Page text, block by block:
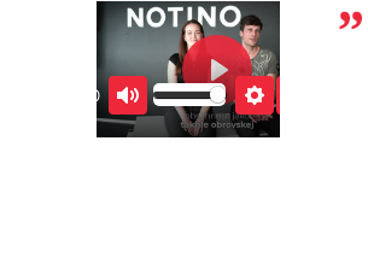
02:10
Mute SettingsEnter
Play